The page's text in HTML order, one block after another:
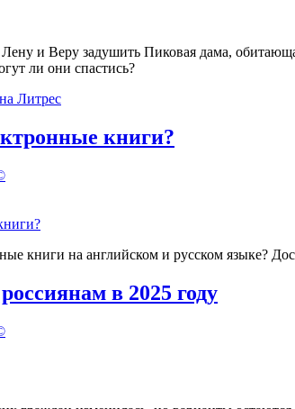
Лену и Веру задушить Пиковая дама,
ли они спастись?
Литрес
книги?
книги на английском и русском языке?
в 2025 году